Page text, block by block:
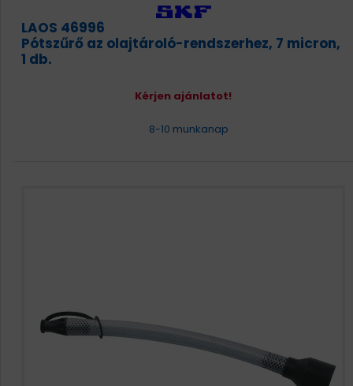
LAOS 46996
Pótszűrő az olajtároló-rendszerhez, 7 micron,
1 db.
Kérjen ajánlatot!
8-10 munkanap